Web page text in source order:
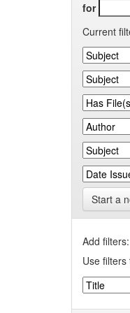
for
Current
Start a
Add filters:
Use